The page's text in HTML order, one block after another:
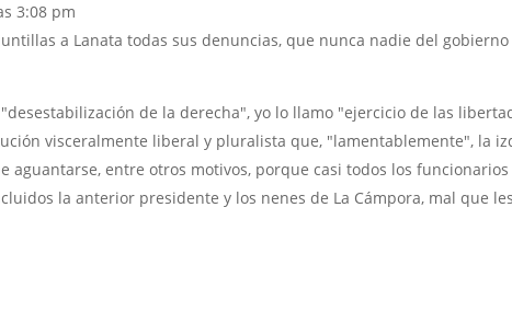
3:08 pm
a Lanata todas sus denuncias, que nunca nadie del
de la derecha", yo lo llamo "ejercicio de las
visceralmente liberal y pluralista que, "lamentablemente", la
aguantarse, entre otros motivos, porque casi todos los
la anterior presidente y los nenes de La Cámpora, mal que